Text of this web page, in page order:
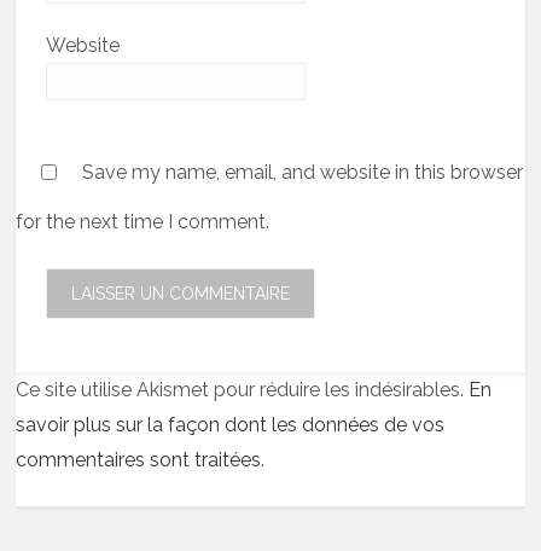
Website
Save my name, email, and website in this browser
for the next time I comment.
Ce site utilise Akismet pour réduire les indésirables. En
savoir plus sur la façon dont les données de vos
commentaires sont traitées.